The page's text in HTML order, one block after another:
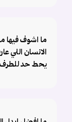
ما اشوف فيها
الانسان
يحط حد للطرف